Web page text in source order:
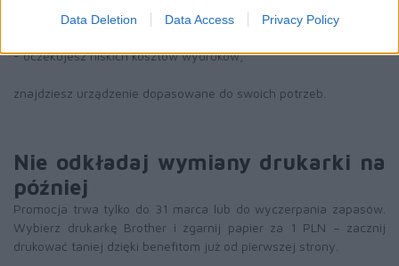
Data Deletion Data Access Privacy Policy
- prowadzisz biuro domowe,
- oczekujesz niskich kosztów wydruków,
znajdziesz urządzenie dopasowane do swoich potrzeb.
Nie odkładaj wymiany drukarki na
później
Promocja trwa tylko do 31 marca lub do wyczerpania zapasów.
Wybierz drukarkę Brother i zgarnij papier za 1 PLN – zacznij
drukować taniej dzięki benefitom już od pierwszej strony.